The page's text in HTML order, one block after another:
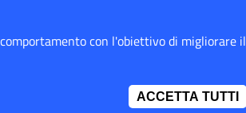
di
con l'obiettivo di migliorare il
ACCETTA TUTTI